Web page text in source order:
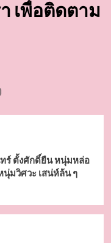
เพื่อติดตาม
ร์ ตั้งศักดิ์ยืน หนุ่มหล่อ
มวิศวะ เสน่ห์ล้น ๆ